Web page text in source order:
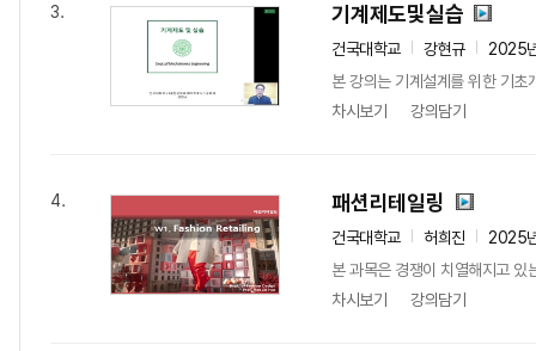
3. 기계제도및실습
건국대학교 강현규
2025
본 강의는 기계설계를 위한 기
차시보기
강의담기
4. 패션리테일링
건국대학교 허희진
2025
본 과목은 경쟁이 치열해지고 있
차시보기
강의담기